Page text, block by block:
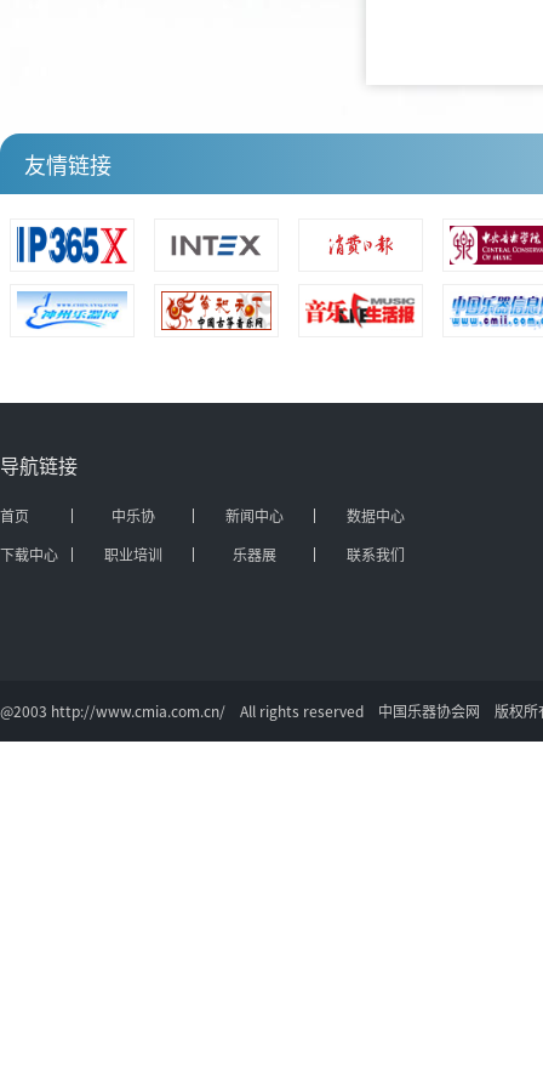
友情链接
导航链接
首页 中乐协 新闻中心
数据中心
下载中心
职业培训 乐器展 联系我们
@2003 http://www.cmia.com.cn/ All rights reserved 中国乐器协会网 版权